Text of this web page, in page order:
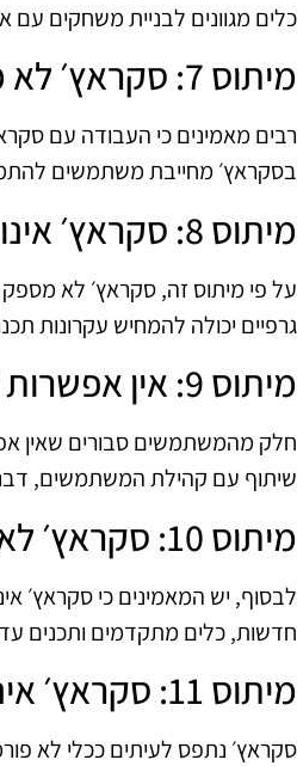
כלים מגוונים לבניית משחקים
מיתוס 7: סקראץ׳ לא מקנה יכולת פתרון בעיות
רבים מאמינים כי העבודה עם
בסקראץ׳ מחייבת משתמשים
מיתוס 8: סקראץ׳ אינו משפר את הבנת המתודולוגיות התכנותיות
על פי מיתוס זה, סקראץ׳ לא
גרפיים יכולה להמחיש עקרונות
מיתוס 9: אין אפשרות לשיתוף פרויקטים
חלק מהמשתמשים סבורים שאין
שיתוף עם קהילת המשתמשים,
מיתוס 10: סקראץ׳ לא מתעדכן עם הזמן
לבסוף, יש המאמינים כי סקראץ׳
חדשות, כלים מתקדמים ותכנים
מיתוס 11: סקראץ׳ אינו מתאים להוראה פורמלית
סקראץ׳ נתפס לעיתים ככלי לא